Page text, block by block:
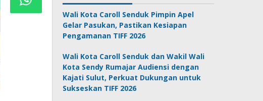
Wali Kota Caroll Senduk Pimpin Apel
Gelar Pasukan, Pastikan Kesiapan
Pengamanan TIFF 2026
Wali Kota Caroll Senduk dan Wakil Wali
Kota Sendy Rumajar Audiensi dengan
Kajati Sulut, Perkuat Dukungan untuk
Sukseskan TIFF 2026